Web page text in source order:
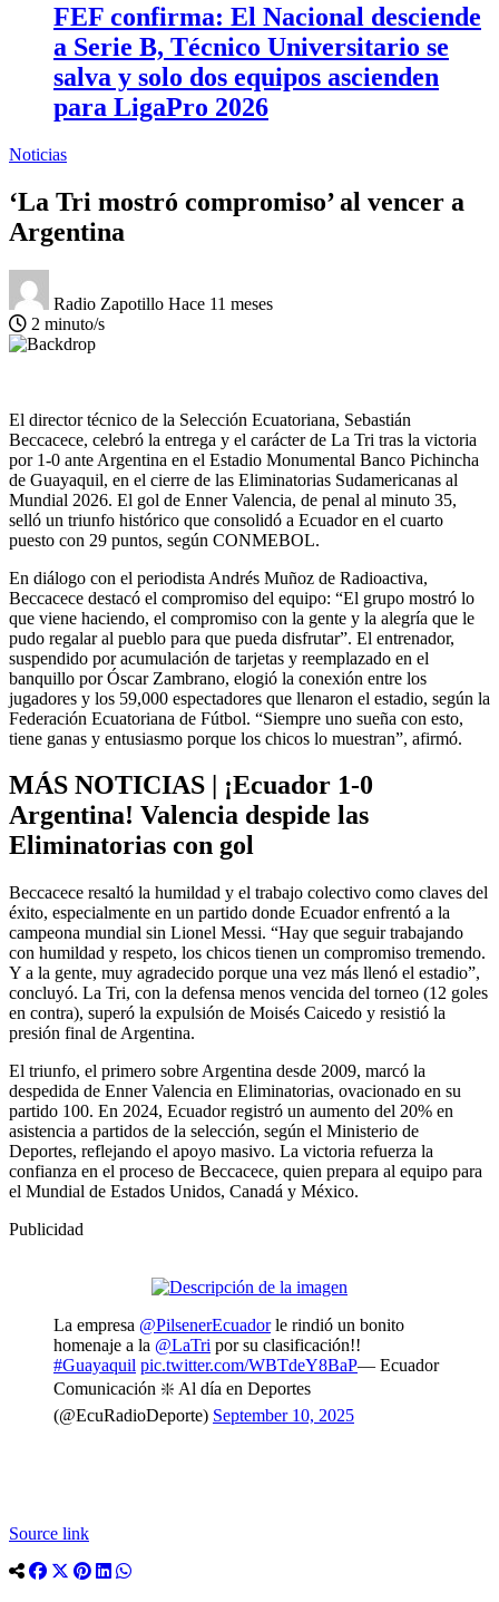
FEF confirma: El Nacional desciende
a Serie B, Técnico Universitario se
salva y solo dos equipos ascienden
para LigaPro 2026
Noticias
‘La Tri mostró compromiso’ al vencer a
Argentina
Radio Zapotillo Hace 11 meses
2 minuto/s
El director técnico de la Selección Ecuatoriana, Sebastián
Beccacece, celebró la entrega y el carácter de La Tri tras la victoria
por 1-0 ante Argentina en el Estadio Monumental Banco Pichincha
de Guayaquil, en el cierre de las Eliminatorias Sudamericanas al
Mundial 2026. El gol de Enner Valencia, de penal al minuto 35,
selló un triunfo histórico que consolidó a Ecuador en el cuarto
puesto con 29 puntos, según CONMEBOL.
En diálogo con el periodista Andrés Muñoz de Radioactiva,
Beccacece destacó el compromiso del equipo: “El grupo mostró lo
que viene haciendo, el compromiso con la gente y la alegría que le
pudo regalar al pueblo para que pueda disfrutar”. El entrenador,
suspendido por acumulación de tarjetas y reemplazado en el
banquillo por Óscar Zambrano, elogió la conexión entre los
jugadores y los 59,000 espectadores que llenaron el estadio, según la
Federación Ecuatoriana de Fútbol. “Siempre uno sueña con esto,
tiene ganas y entusiasmo porque los chicos lo muestran”, afirmó.
MÁS NOTICIAS | ¡Ecuador 1-0
Argentina! Valencia despide las
Eliminatorias con gol
Beccacece resaltó la humildad y el trabajo colectivo como claves del
éxito, especialmente en un partido donde Ecuador enfrentó a la
campeona mundial sin Lionel Messi. “Hay que seguir trabajando
con humildad y respeto, los chicos tienen un compromiso tremendo.
Y a la gente, muy agradecido porque una vez más llenó el estadio”,
concluyó. La Tri, con la defensa menos vencida del torneo (12 goles
en contra), superó la expulsión de Moisés Caicedo y resistió la
presión final de Argentina.
El triunfo, el primero sobre Argentina desde 2009, marcó la
despedida de Enner Valencia en Eliminatorias, ovacionado en su
partido 100. En 2024, Ecuador registró un aumento del 20% en
asistencia a partidos de la selección, según el Ministerio de
Deportes, reflejando el apoyo masivo. La victoria refuerza la
confianza en el proceso de Beccacece, quien prepara al equipo para
el Mundial de Estados Unidos, Canadá y México.
Publicidad
La empresa @PilsenerEcuadorle rindió un bonito
homenaje a la @LaTri por su clasificación!!
#Guayaquil pic.twitter.com/WBTdeY8BaP— Ecuador
Comunicación ❇️ Al día en Deportes
(@EcuRadioDeporte) September 10, 2025
Source link